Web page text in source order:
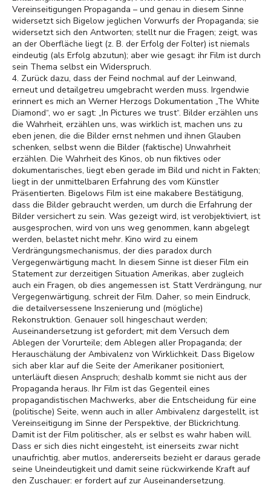
Vereinseitigungen Propaganda – und genau in diesem Sinne
widersetzt sich Bigelow jeglichen Vorwurfs der Propaganda; sie
widersetzt sich den Antworten; stellt nur die Fragen; zeigt, was
an der Oberfläche liegt (z. B. der Erfolg der Folter) ist niemals
eindeutig (als Erfolg abzutun); aber wie gesagt: ihr Film ist durch
sein Thema selbst ein Widerspruch.
4. Zurück dazu, dass der Feind nochmal auf der Leinwand,
erneut und detailgetreu umgebracht werden muss. Irgendwie
erinnert es mich an Werner Herzogs Dokumentation „The White
Diamond“, wo er sagt: „In Pictures we trust“. Bilder erzählen uns
die Wahrheit, erzählen uns, was wirklich ist, machen uns zu
eben jenen, die die Bilder ernst nehmen und ihnen Glauben
schenken, selbst wenn die Bilder (faktische) Unwahrheit
erzählen. Die Wahrheit des Kinos, ob nun fiktives oder
dokumentarisches, liegt eben gerade im Bild und nicht in Fakten;
liegt in der unmittelbaren Erfahrung des vom Künstler
Präsentierten. Bigelows Film ist eine makabere Bestätigung,
dass die Bilder gebraucht werden, um durch die Erfahrung der
Bilder versichert zu sein. Was gezeigt wird, ist verobjektiviert, ist
ausgesprochen, wird von uns weg genommen, kann abgelegt
werden, belastet nicht mehr. Kino wird zu einem
Verdrängungsmechanismus, der dies paradox durch
Vergegenwärtigung macht. In diesem Sinne ist dieser Film ein
Statement zur derzeitigen Situation Amerikas, aber zugleich
auch ein Fragen, ob dies angemessen ist. Statt Verdrängung, nur
Vergegenwärtigung, schreit der Film. Daher, so mein Eindruck,
die detailversessene Inszenierung und (mögliche)
Rekonstruktion. Genauer soll hingeschaut werden;
Auseinandersetzung ist gefordert; mit dem Versuch dem
Ablegen der Vorurteile; dem Ablegen aller Propaganda; der
Herauschälung der Ambivalenz von Wirklichkeit. Dass Bigelow
sich aber klar auf die Seite der Amerikaner positioniert,
unterläuft diesen Anspruch; deshalb kommt sie nicht aus der
Propaganda heraus. Ihr Film ist das Gegenteil eines
propagandistischen Machwerks, aber die Entscheidung für eine
(politische) Seite, wenn auch in aller Ambivalenz dargestellt, ist
Vereinseitigung im Sinne der Perspektive, der Blickrichtung.
Damit ist der Film politischer, als er selbst es wahr haben will.
Dass er sich dies nicht eingesteht, ist einerseits zwar nicht
unaufrichtig, aber mutlos, andererseits bezieht er daraus gerade
seine Uneindeutigkeit und damit seine rückwirkende Kraft auf
den Zuschauer: er fordert auf zur Auseinandersetzung.